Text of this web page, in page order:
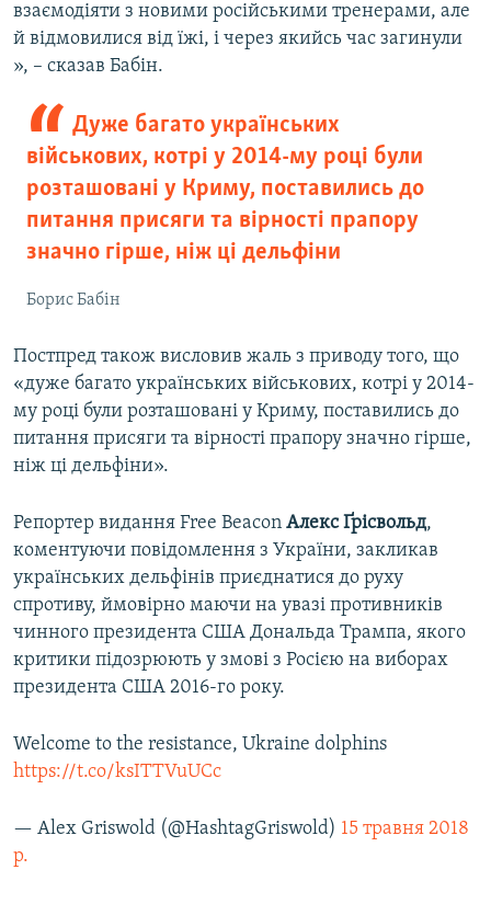
взаємодіяти з новими російськими тренерами, але
й відмовилися від їжі, і через якийсь час загинули
», – сказав Бабін.
Дуже багато українських
військових, котрі у 2014-му році були
розташовані у Криму, поставились до
питання присяги та вірності прапору
значно гірше, ніж ці дельфіни
Борис Бабін
Постпред також висловив жаль з приводу того, що
«дуже багато українських військових, котрі у 2014-
му році були розташовані у Криму, поставились до
питання присяги та вірності прапору значно гірше,
ніж ці дельфіни».
Репортер видання Free Beacon Алекс Ґрісвольд,
коментуючи повідомлення з України, закликав
українських дельфінів приєднатися до руху
спротиву, ймовірно маючи на увазі противників
чинного президента США Дональда Трампа, якого
критики підозрюють у змові з Росією на виборах
президента США 2016-го року.
Welcome to the resistance, Ukraine dolphins
https://t.co/ksITTVuUCc
— Alex Griswold (@HashtagGriswold) 15 травня 2018
р.